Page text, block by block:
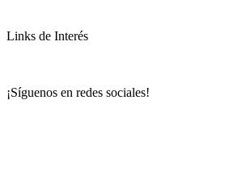
Links de Interés
¡Síguenos en redes sociales!